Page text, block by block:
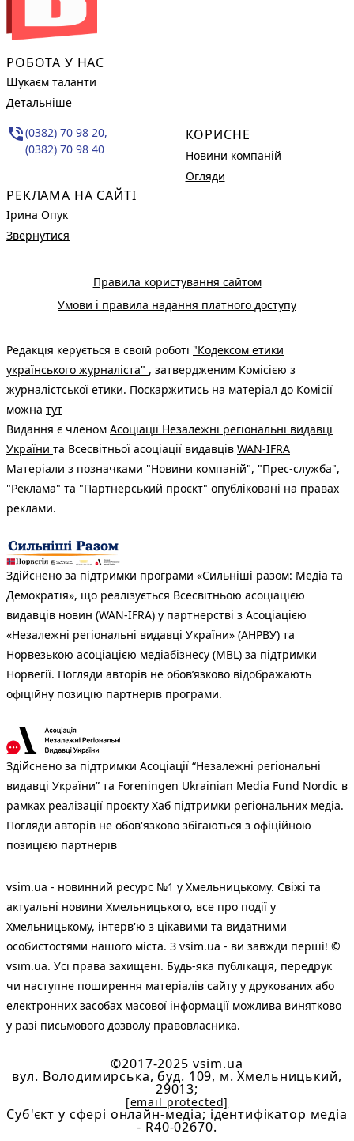
РОБОТА У НАС
Шукаєм таланти
Детальніше
phone_in_talk(0382) 70 98 20,
(0382) 70 98 40
РЕКЛАМА НА САЙТІ
Ірина Опук
Звернутися
КОРИСНЕ
Новини компаній
Огляди
Правила користування сайтом
Умови і правила надання платного доступу
Редакція керується в своїй роботі "Кодексом етики
українського журналіста" , затвердженим Комісією з
журналістської етики. Поскаржитись на матеріал до Комісії
можна тут
Видання є членом Асоціації Незалежні регіональні видавці
України та Всесвітньої асоціації видавців WAN-IFRA
Матеріали з позначками "Новини компаній", "Прес-служба",
"Реклама" та "Партнерський проєкт" опубліковані на правах
реклами.
Здійснено за підтримки програми «Сильніші разом: Медіа та
Демократія», що реалізується Всесвітньою асоціацією
видавців новин (WAN-IFRA) у партнерстві з Асоціацією
«Незалежні регіональні видавці України» (АНРВУ) та
Норвезькою асоціацією медіабізнесу (MBL) за підтримки
Норвегії. Погляди авторів не обов’язково відображають
офіційну позицію партнерів програми.
Здійснено за підтримки Асоціації “Незалежні регіональні
видавці України” та Foreningen Ukrainian Media Fund Nordic в
рамках реалізації проєкту Хаб підтримки регіональних медіа.
Погляди авторів не обов'язково збігаються з офіційною
позицією партнерів
vsim.ua - новинний ресурс №1 у Хмельницькому. Свіжі та
актуальні новини Хмельницького, все про події у
Хмельницькому, інтерв'ю з цікавими та видатними
особистостями нашого міста. З vsim.ua - ви завжди перші! ©
vsim.ua. Усі права захищені. Будь-яка публiкацiя, передрук
чи наступне поширення матеріалів сайту у друкованих або
електронних засобах масової інформації можлива винятково
у разі письмового дозволу правовласника.
©2017-2025 vsim.ua
вул. Володимирська, буд. 109, м. Хмельницький,
29013;
[email protected]
Cуб'єкт у сфері онлайн-медіа; ідентифікатор медіа
- R40-02670.